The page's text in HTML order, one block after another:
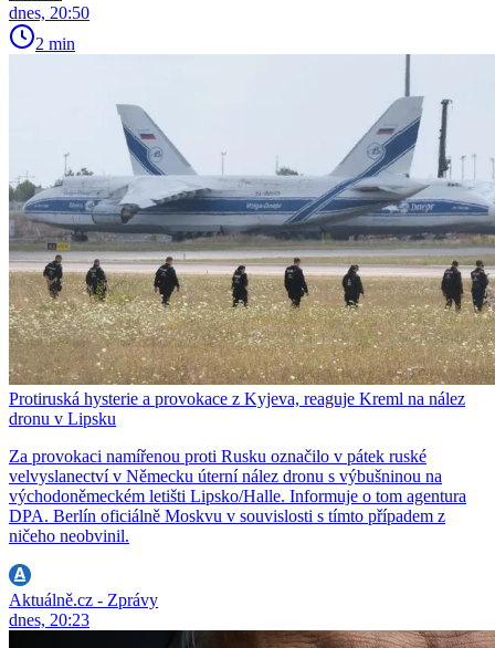
dnes, 20:50
2 min
Protiruská hysterie a provokace z Kyjeva, reaguje Kreml na nález
dronu v Lipsku
Za provokaci namířenou proti Rusku označilo v pátek ruské
velvyslanectví v Německu úterní nález dronu s výbušninou na
východoněmeckém letišti Lipsko/Halle. Informuje o tom agentura
DPA. Berlín oficiálně Moskvu v souvislosti s tímto případem z
ničeho neobvinil.
Aktuálně.cz - Zprávy
dnes, 20:23